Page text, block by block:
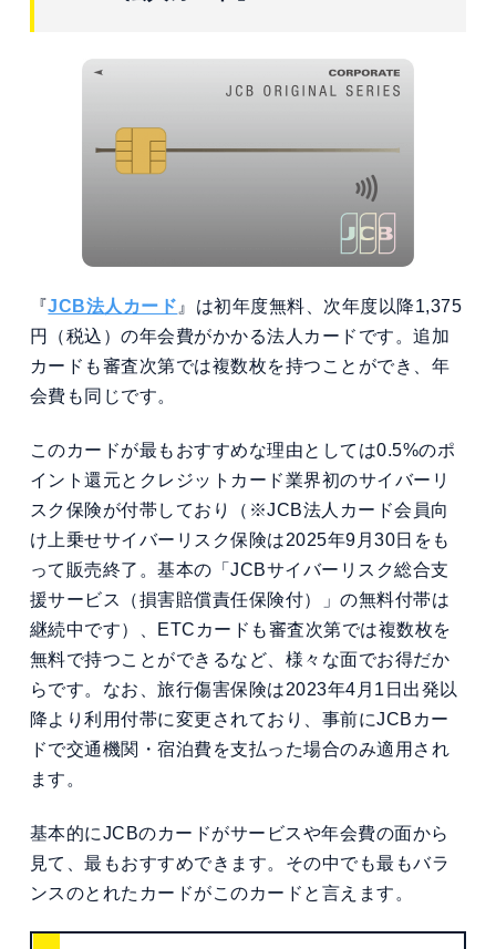
『JCB法人カード 』は初年度無料、次年度以降1,375
円（税込）の年会費がかかる法人カードです。追加
カードも審査次第では複数枚を持つことができ、年
会費も同じです。
このカードが最もおすすめな理由としては0.5%のポ
イント還元とクレジットカード業界初のサイバーリ
スク保険が付帯しており（※JCB法人カード会員向
け上乗せサイバーリスク保険は2025年9月30日をも
って販売終了。基本の「JCBサイバーリスク総合支
援サービス（損害賠償責任保険付）」の無料付帯は
継続中です）、ETCカードも審査次第では複数枚を
無料で持つことができるなど、様々な面でお得だか
らです。なお、旅行傷害保険は2023年4月1日出発以
降より利用付帯に変更されており、事前にJCBカー
ドで交通機関・宿泊費を支払った場合のみ適用され
ます。
基本的にJCBのカードがサービスや年会費の面から
見て、最もおすすめできます。その中でも最もバラ
ンスのとれたカードがこのカードと言えます。